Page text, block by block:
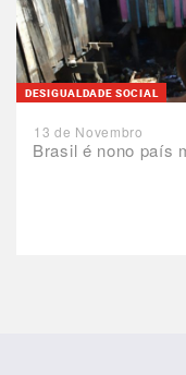
Brasil é nono país
DESIGUALDADE SOCIAL
13 de Novembro